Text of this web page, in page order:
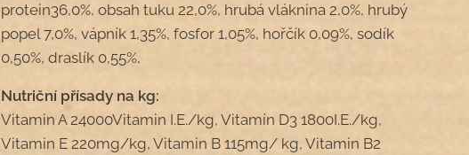
protein36,0%, obsah tuku 22,0%, hrubá vláknina 2,0%, hrubý
popel 7,0%, vápník 1,35%, fosfor 1,05%, hořčík 0,09%, sodík
0,50%, draslík 0,55%,
Nutriční přísady na kg:
Vitamin A 24000Vitamin I.E./kg, Vitamín D3 1800I.E./kg,
Vitamin E 220mg/kg, Vitamin B 115mg/ kg, Vitamin B2